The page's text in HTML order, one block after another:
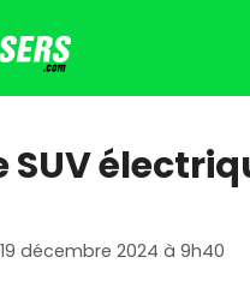
SUV
décembre 2024 à 9h40